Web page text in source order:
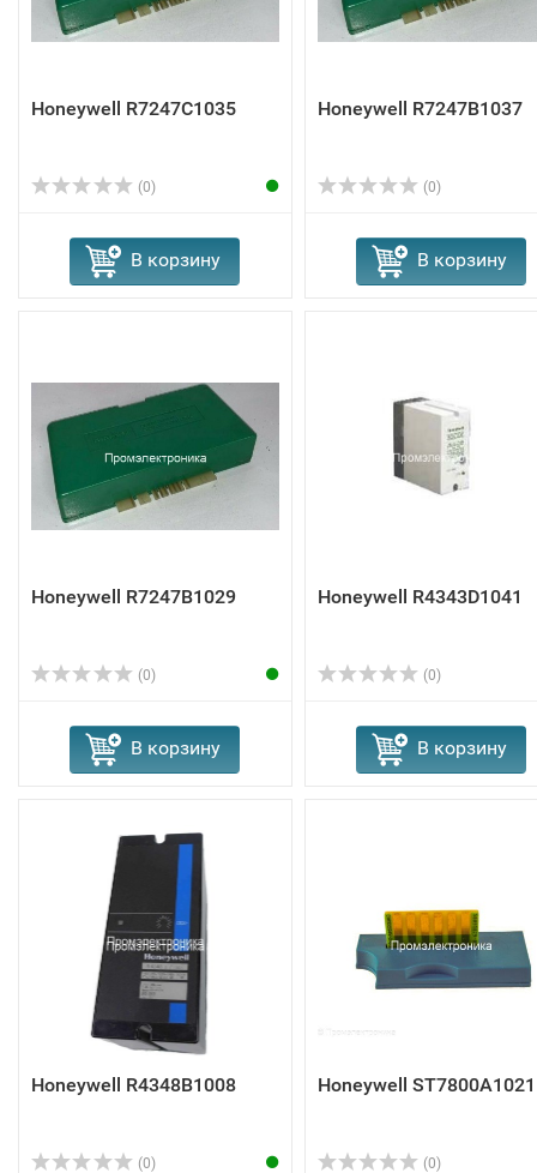
Honeywell R7247C1035
(0)
В корзину
Honeywell R7247B1037
(0)
В корзину
Honeywell R7247B1029
(0)
В корзину
Honeywell R4343D1041
(0)
В корзину
Honeywell R4348B1008
(0)
Honeywell ST7800A1021
(0)